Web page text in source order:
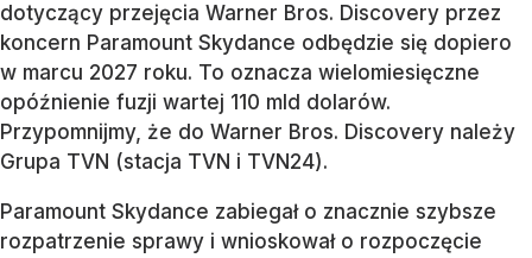
dotyczący przejęcia Warner Bros. Discovery przez
koncern Paramount Skydance odbędzie się dopiero
w marcu 2027 roku. To oznacza wielomiesięczne
opóźnienie fuzji wartej 110 mld dolarów.
Przypomnijmy, że do Warner Bros. Discovery należy
Grupa TVN (stacja TVN i TVN24).
Paramount Skydance zabiegał o znacznie szybsze
rozpatrzenie sprawy i wnioskował o rozpoczęcie